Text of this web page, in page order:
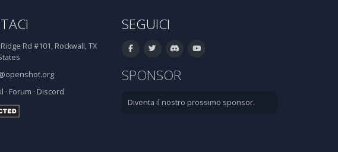
Rd #101, Rockwall, TX
· Forum · Discord
SEGUICI
SPONSOR
Diventa il nostro prossimo sponsor.